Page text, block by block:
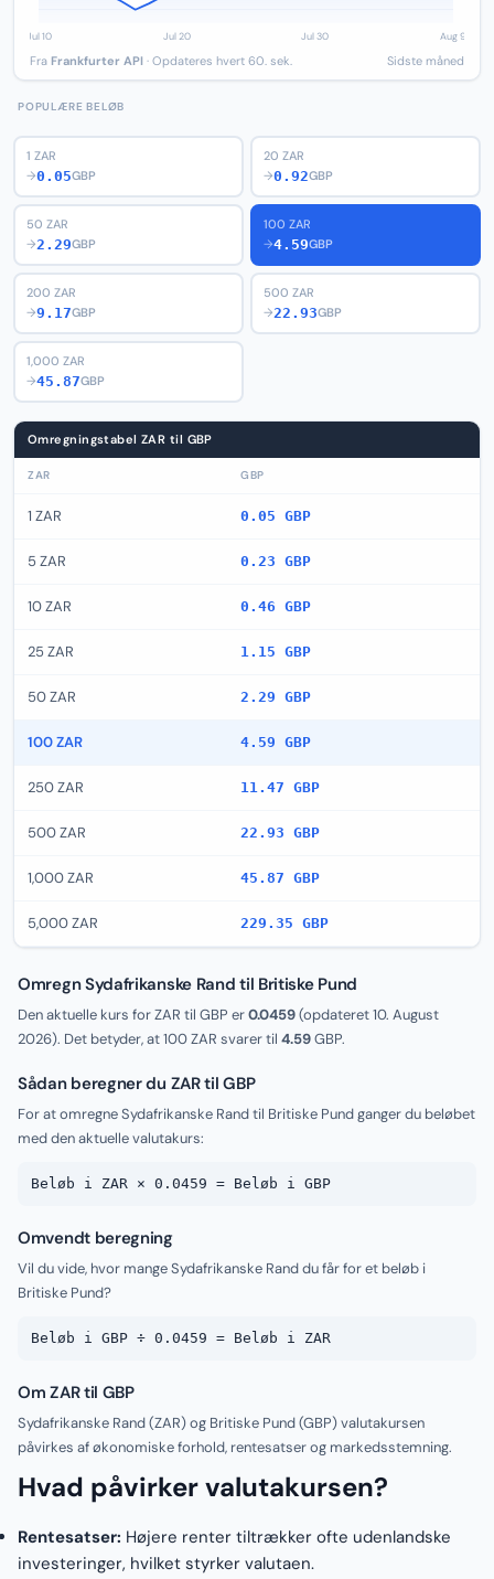
Fra Frankfurter API · Opdateres hvert 60. sek. Sidste måned
POPULÆRE BELØB
1 ZAR
→0.05GBP
20 ZAR
→0.92GBP
50 ZAR
→2.29GBP
100 ZAR
→4.59GBP
200 ZAR
→9.17GBP
500 ZAR
→22.93GBP
1,000 ZAR
→45.87GBP
Omregningstabel ZAR til GBP
ZAR GBP
1 ZAR 0.05 GBP
5 ZAR 0.23 GBP
10 ZAR 0.46 GBP
25 ZAR 1.15 GBP
50 ZAR 2.29 GBP
100 ZAR 4.59 GBP
250 ZAR 11.47 GBP
500 ZAR 22.93 GBP
1,000 ZAR 45.87 GBP
5,000 ZAR 229.35 GBP
Omregn Sydafrikanske Rand til Britiske Pund
Den aktuelle kurs for ZAR til GBP er0.0459(opdateret10. August
2026). Det betyder, at 100 ZAR svarer til 4.59GBP.
Sådan beregner du ZAR til GBP
For at omregne Sydafrikanske Rand til Britiske Pund ganger du beløbet
med den aktuelle valutakurs:
Beløb i ZAR × 0.0459 = Beløb i GBP
Omvendt beregning
Vil du vide, hvor mange Sydafrikanske Rand du får for et beløb i
Britiske Pund?
Beløb i GBP ÷ 0.0459 = Beløb i ZAR
Om ZAR til GBP
Sydafrikanske Rand (ZAR) og Britiske Pund (GBP) valutakursen
påvirkes af økonomiske forhold, rentesatser og markedsstemning.
Hvad påvirker valutakursen?
Rentesatser: Højere renter tiltrækker ofte udenlandske
investeringer, hvilket styrker valutaen.